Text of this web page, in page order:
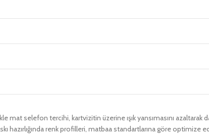
mat selefon tercihi, kartvizitin üzerine ışık yansımasını azaltarak
renk profilleri, matbaa standartlarına göre optimize